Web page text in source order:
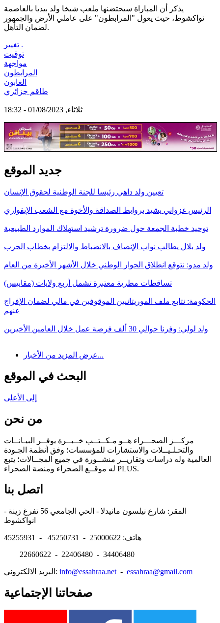
يذكر أن المباراة سيحتضنها ملعب شيخا ولد بيديا بالعاصمة
نواكشوط، حيث يعول "المرابطون" على عاملي الأرض والجمهور
لضمان التأهل.
تغيير .
توقيت
مواجهة
المرابطون
الغابون
طاقم جزائري
ثلاثاء, 01/08/2023 - 18:32
جديد الموقع
تعيين ولد داهي رئيسا للجنة الوطنية لحقوق الإنسان
الرئيس غزواني يشيد بروابط الصداقة والأخوة مع الشعب الإيفواري
توحيد خطبة الجمعة حول ضرورة ترشيد استهلاك الموارد الطبيعية
ولد بلال يطالب نواب الإنصاف بالانضباط والالتزام بخطاب الحزب
ولد مدو: نتوقع انطلاق الحوار الوطني خلال الأشهر الأخيرة من العام
تساقطات مطرية معتبرة تشمل أربع ولايات (مقاييس)
الحكومة: نتابع ملف الموريتانيين الموقوفين في مالي لضمان الإفراج
عنهم
ولد لولي: وفرنا حوالي 30 ألف فرصة عمل خلال العامين الأخيرين
عرض المزيد من الأخبار...
البحث في الموقع
إلى الأعلى
من نحن
مركـــز الصحـــراء هــو مـكــتــب خــبــرة يوفــر البيـانــات
والتحـلـيــلات والاستشارات للمؤسسات؛ وفق أنظمة الجـودة
العالمية وله دراسات وتقاريــر منشــورة في جميع المجــالات؛ يتبع
له موقــع الصحراء ومنصة الصحراء PLUS.
اتصل بنا
المقر: شارع نيلسون مانيدلا - الحي الجامعي 56 تفرغ زينة -
هاتف: 25000622 - 45250731 - 45255931
22660622 - 22406480 - 34406480
البريد الالكتروني: info@essahraa.net - essahraa@gmail.com
صفحاتنا الإجتماعية